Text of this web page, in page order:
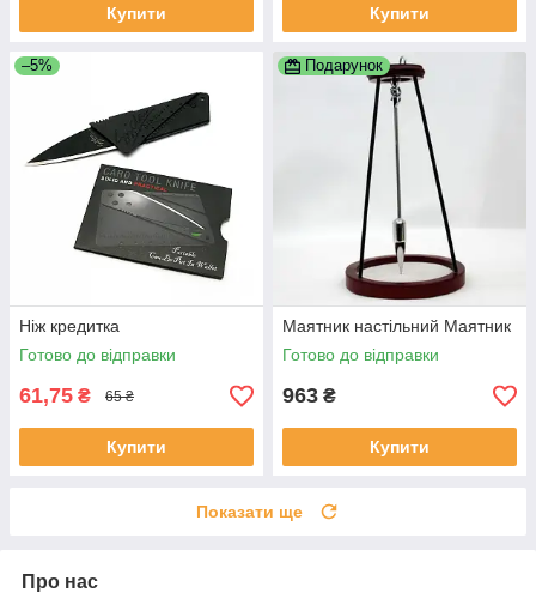
Купити Купити
–5%
Ніж кредитка
Готово до відправки
61,75 ₴ 65 ₴
Купити
Подарунок
Маятник настільний Маятник
Готово до відправки
963 ₴
Купити
Показати ще
Про нас